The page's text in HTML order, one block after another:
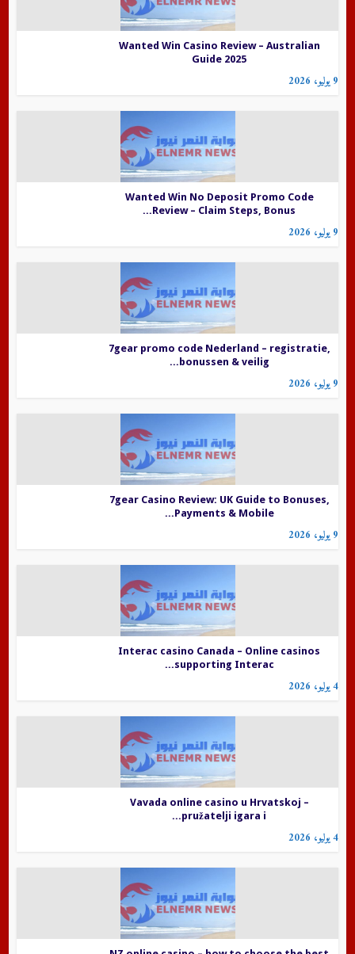
Wanted Win Casino Review – Australian
Guide 2025
9 يوليو، 2026
Wanted Win No Deposit Promo Code
Review – Claim Steps, Bonus...
9 يوليو، 2026
7gear promo code Nederland – registratie,
bonussen & veilig...
9 يوليو، 2026
7gear Casino Review: UK Guide to Bonuses,
Payments & Mobile...
9 يوليو، 2026
Interac casino Canada – Online casinos
supporting Interac...
4 يوليو، 2026
Vavada online casino u Hrvatskoj –
pružatelji igara i...
4 يوليو، 2026